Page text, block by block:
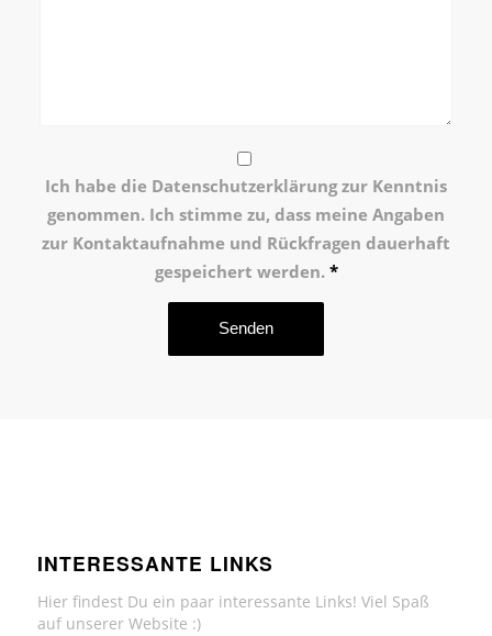
Ich habe die Datenschutzerklärung zur Kenntnis
genommen. Ich stimme zu, dass meine Angaben
zur Kontaktaufnahme und Rückfragen dauerhaft
gespeichert werden. *
INTERESSANTE LINKS
Hier findest Du ein paar interessante Links! Viel Spaß
auf unserer Website :)